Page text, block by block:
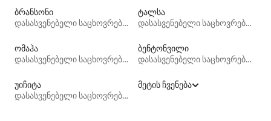
ბრანსონი
დასასვენებელი საცხოვრებლები
ტალსა
დასასვენებელი საცხოვრებლები
ომაჰა
დასასვენებელი საცხოვრებლები
ბენტონვილი
დასასვენებელი საცხოვრებლები
უიჩიტა
დასასვენებელი საცხოვრებლები
მეტის ჩვენება